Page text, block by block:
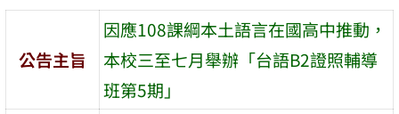
公告主旨
因應108課綱本土語言在國高中推動，
本校三至七月舉辦「台語B2證照輔導
班第5期」